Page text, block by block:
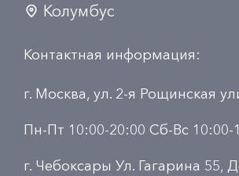
Колумбус
Контактная информация:
г. Москва, ул. 2-я Рощинская
Пн-Пт 10:00-20:00 Сб-Вс 10:00-
г. Чебоксары Ул. Гагарина 55,